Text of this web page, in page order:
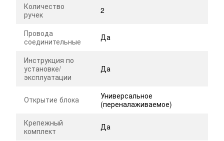
Количество
ручек
2
Провода
соединительные
Да
Инструкция по
установке/
эксплуатации
Да
Открытие блока
Универсальное
(переналаживаемое)
Крепежный
комплект
Да